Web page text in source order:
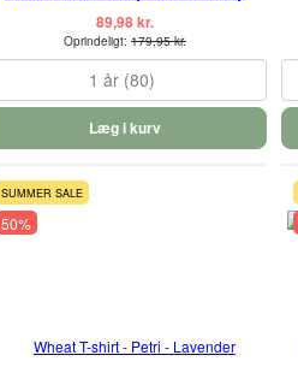
89,98 kr.
Oprindeligt: 179,95 kr.
1 år (80)
Læg i kurv
SUMMER SALE
50%